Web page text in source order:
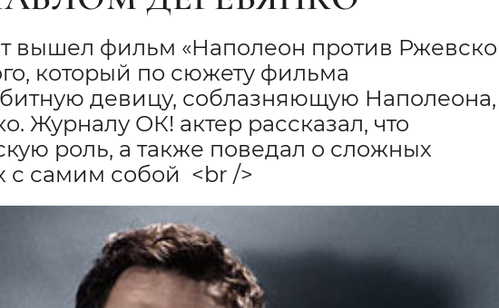
вышел фильм «Наполеон против
который по сюжету фильма
девицу, соблазняющую Наполеона,
Журналу ОК! актер рассказал, что
роль, а также поведал о сложных
с самим собой <br />